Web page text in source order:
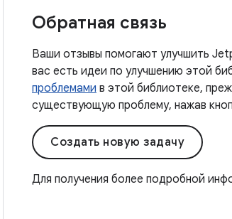
Обратная связь
Ваши отзывы помогают улучшить
вас есть идеи по улучшению этой
проблемами в этой библиотеке,
существующую проблему, нажав
Создать новую задачу
Для получения более подробной